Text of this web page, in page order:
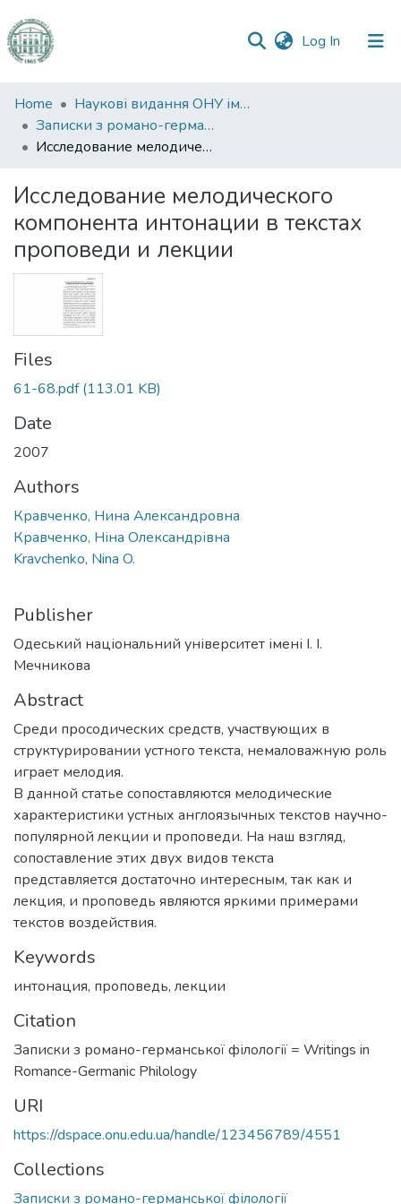
Log In (current)
Communities
&
Collections
Statistics
Home
Наукові видання ОНУ імені І. І. Мечникова
Записки з романо-германської філології
Исследование мелодического компонента интонации в текстах проповеди и лекции
Исследование мелодического
компонента интонации в текстах
проповеди и лекции
Files
61-68.pdf(113.01 KB)
Date
2007
Authors
Кравченко, Нина Александровна
Кравченко, Ніна Олександрівна
Kravchenko, Nina O.
Publisher
Одеський національний університет імені І. І.
Мечникова
Abstract
Среди просодических средств, участвующих в
структурировании устного текста, немаловажную роль
играет мелодия.
В данной статье сопоставляются мелодические
характеристики устных англоязычных текстов научно-
популярной лекции и проповеди. На наш взгляд,
сопоставление этих двух видов текста
представляется достаточно интересным, так как и
лекция, и проповедь являются яркими примерами
текстов воздействия.
Keywords
интонация, проповедь, лекции
Citation
Записки з романо-германської філології = Writings in
Romance-Germanic Philology
URI
https://dspace.onu.edu.ua/handle/123456789/4551
Collections
Записки з романо-германської філології